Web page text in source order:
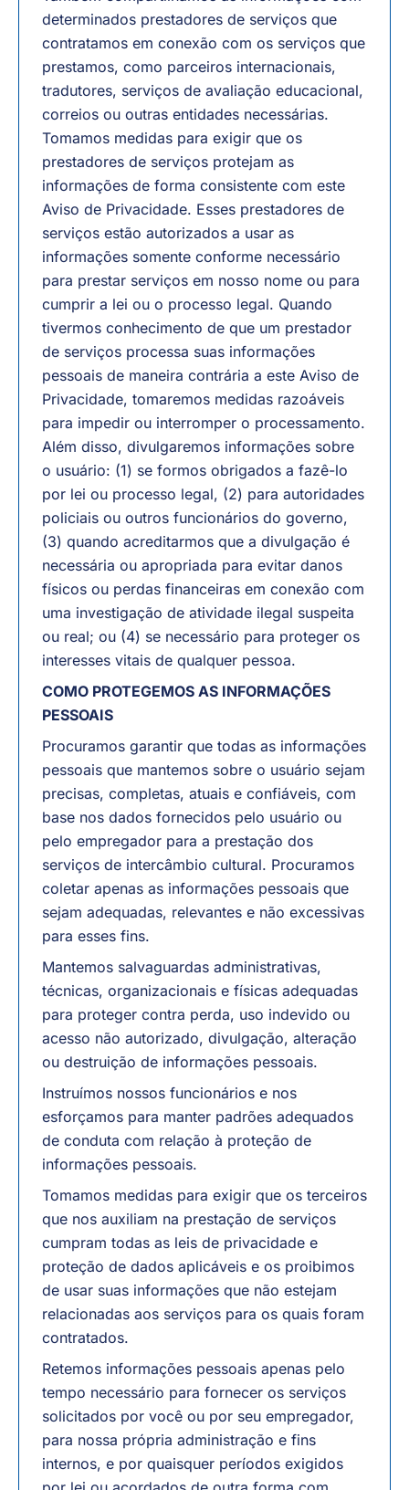
determinados prestadores de serviços que
contratamos em conexão com os serviços que
prestamos, como parceiros internacionais,
tradutores, serviços de avaliação educacional,
correios ou outras entidades necessárias.
Tomamos medidas para exigir que os
prestadores de serviços protejam as
informações de forma consistente com este
Aviso de Privacidade. Esses prestadores de
serviços estão autorizados a usar as
informações somente conforme necessário
para prestar serviços em nosso nome ou para
cumprir a lei ou o processo legal. Quando
tivermos conhecimento de que um prestador
de serviços processa suas informações
pessoais de maneira contrária a este Aviso de
Privacidade, tomaremos medidas razoáveis
para impedir ou interromper o processamento.
Além disso, divulgaremos informações sobre
o usuário: (1) se formos obrigados a fazê-lo
por lei ou processo legal, (2) para autoridades
policiais ou outros funcionários do governo,
(3) quando acreditarmos que a divulgação é
necessária ou apropriada para evitar danos
físicos ou perdas financeiras em conexão com
uma investigação de atividade ilegal suspeita
ou real; ou (4) se necessário para proteger os
interesses vitais de qualquer pessoa.
COMO PROTEGEMOS AS INFORMAÇÕES
PESSOAIS
Procuramos garantir que todas as informações
pessoais que mantemos sobre o usuário sejam
precisas, completas, atuais e confiáveis, com
base nos dados fornecidos pelo usuário ou
pelo empregador para a prestação dos
serviços de intercâmbio cultural. Procuramos
coletar apenas as informações pessoais que
sejam adequadas, relevantes e não excessivas
para esses fins.
Mantemos salvaguardas administrativas,
técnicas, organizacionais e físicas adequadas
para proteger contra perda, uso indevido ou
acesso não autorizado, divulgação, alteração
ou destruição de informações pessoais.
Instruímos nossos funcionários e nos
esforçamos para manter padrões adequados
de conduta com relação à proteção de
informações pessoais.
Tomamos medidas para exigir que os terceiros
que nos auxiliam na prestação de serviços
cumpram todas as leis de privacidade e
proteção de dados aplicáveis e os proibimos
de usar suas informações que não estejam
relacionadas aos serviços para os quais foram
contratados.
Retemos informações pessoais apenas pelo
tempo necessário para fornecer os serviços
solicitados por você ou por seu empregador,
para nossa própria administração e fins
internos, e por quaisquer períodos exigidos